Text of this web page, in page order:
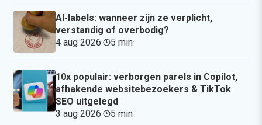
AI-labels: wanneer zijn ze verplicht,
verstandig of overbodig?
4 aug 2026· 5 min·
10x populair: verborgen parels in Copilot,
afhakende websitebezoekers & TikTok
SEO uitgelegd
3 aug 2026· 5 min·